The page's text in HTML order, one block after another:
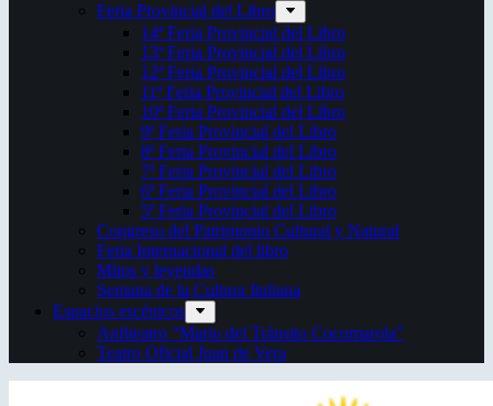
Feria Provincial del Libro
14ª Feria Provincial del Libro
13ª Feria Provincial del Libro
12ª Feria Provincial del Libro
11ª Feria Provincial del Libro
10ª Feria Provincial del Libro
9ª Feria Provincial del Libro
8ª Feria Provincial del Libro
7ª Feria Provincial del Libro
6ª Feria Provincial del Libro
5ª Feria Provincial del Libro
Congreso del Patrimonio Cultural y Natural
Feria Internacional del libro
Mitos y leyendas
Semana de la Cultura Italiana
Espacios escénicos
Anfiteatro “Mario del Tránsito Cocomarola”
Teatro Oficial Juan de Vera